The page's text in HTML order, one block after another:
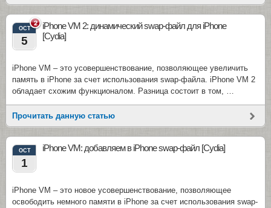
2
OCT
5
iPhone VM 2: динамический swap-файл для iPhone
[Cydia]
iPhone VM – это усовершенствование, позволяющее увеличить
память в iPhone за счет использования swap-файла. iPhone VM 2
обладает схожим функционалом. Разница состоит в том, …
Прочитать данную статью
OCT
1
iPhone VM: добавляем в iPhone swap-файл [Cydia]
iPhone VM – это новое усовершенствование, позволяющее
освободить немного памяти в iPhone за счет использования swap-